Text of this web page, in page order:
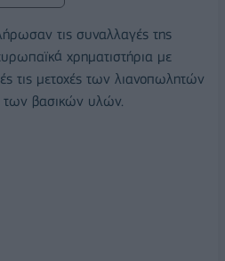
τις συναλλαγές της
χρηματιστήρια με
τις μετοχές των λιανοπωλητών
των βασικών υλών.